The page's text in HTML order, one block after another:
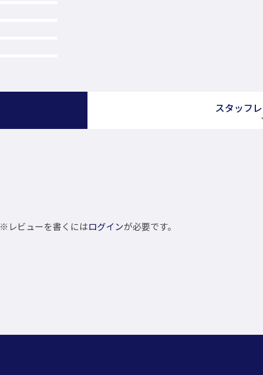
スタッフ
※レビューを書くにはログインが必要です。